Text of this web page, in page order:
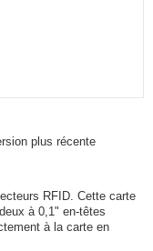
plus récente
RFID. Cette carte
à 0,1" en-têtes
à la carte en